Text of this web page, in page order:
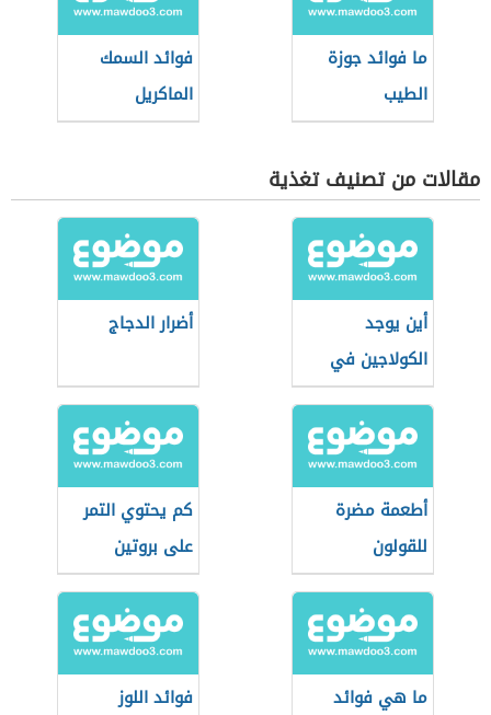
ما فوائد جوزة
الطيب
فوائد السمك
الماكريل
مقالات من تصنيف تغذية
أين يوجد
الكولاجين في
الزيوت
أضرار الدجاج
أطعمة مضرة
للقولون
كم يحتوي التمر
على بروتين
ما هي فوائد
فوائد اللوز